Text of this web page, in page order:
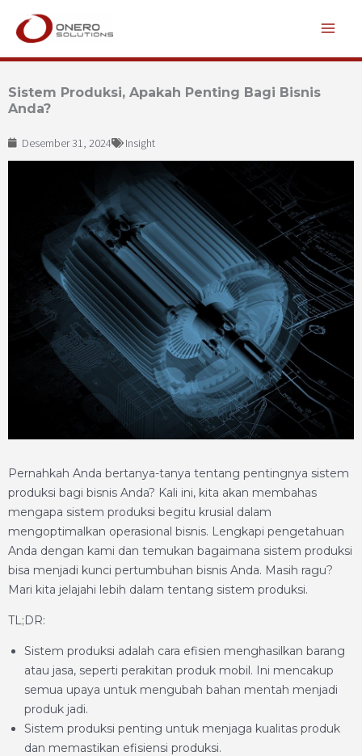
Lewati
Sistem Produksi, Apakah Penting Bagi Bisnis
Anda?
Desember 31, 2024 Insight
Pernahkah Anda bertanya-tanya tentang pentingnya sistem
produksi bagi bisnis Anda? Kali ini, kita akan membahas
mengapa sistem produksi begitu krusial dalam
mengoptimalkan operasional bisnis. Lengkapi pengetahuan
Anda dengan kami dan temukan bagaimana sistem produksi
bisa menjadi kunci pertumbuhan bisnis Anda. Masih ragu?
Mari kita jelajahi lebih dalam tentang sistem produksi.
TL;DR:
Sistem produksi adalah cara efisien menghasilkan barang
atau jasa, seperti perakitan produk mobil. Ini mencakup
semua upaya untuk mengubah bahan mentah menjadi
produk jadi.
Sistem produksi penting untuk menjaga kualitas produk
dan memastikan efisiensi produksi.